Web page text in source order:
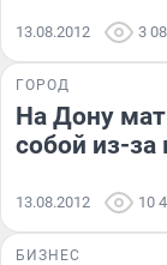
13.08.2012 3
ГОРОД
На Дону
собой из-за
13.08.2012 10
БИЗНЕС